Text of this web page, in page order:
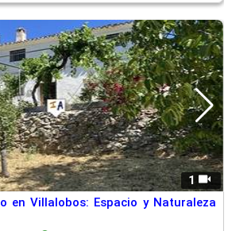
1
en Villalobos: Espacio y Naturaleza